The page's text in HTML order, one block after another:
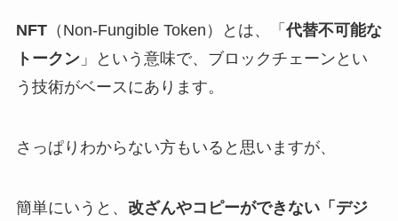
NFT（Non-Fungible Token）とは、「 代替不可能な
トークン」という意味で、ブロックチェーンとい
う技術がベースにあります。
さっぱりわからない方もいると思いますが、
簡単にいうと、 改ざんやコピーができない「デジ